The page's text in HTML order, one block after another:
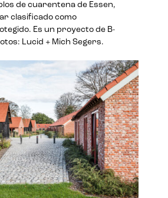
de cuarentena de Essen,
clasificado como
Es un proyecto de B-
Lucid + Mich Segers.